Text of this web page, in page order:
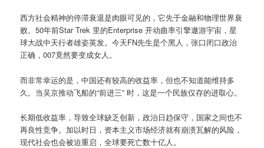
西方社会精神的停滞衰退是肉眼可见的，它先于金融和物理世界衰
败。50年前Star Trek 里的Enterprise 开动曲率引擎遨游宇宙，星
球大战中天行者雄姿英发。今天FN先生是个黑人，张口闭口政治
正确，007竟然要变成女人。
而非常幸运的是，中国还有较高的收益率，但也不知道能维持多
久。当吴京推动飞船的“前进三” 时，这是一个民族仅存的进取心。
长期低收益率，导致全球缺乏创新，政治日趋保守，国家之间也不
再良性竞争。加以时日，资本主义市场经济就有崩溃瓦解的风险，
现代社会也会被迫重启，全球要死亡数十亿人。